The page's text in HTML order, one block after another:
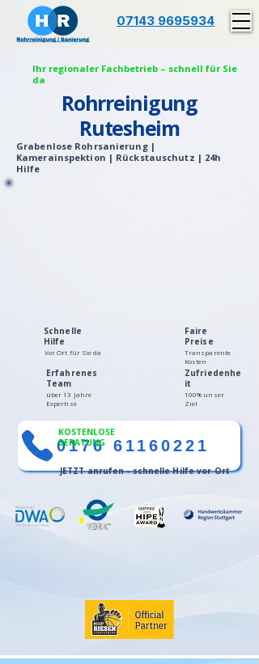
07143 9695934
Ihr regionaler Fachbetrieb – schnell für Sie
da
Rohrreinigung
Rutesheim
Grabenlose Rohrsanierung |
Kamerainspektion | Rückstauschutz | 24h
Hilfe
Schnelle
Hilfe
Vor Ort für Sie da
Erfahrenes
Team
über 13 Jahre
Expertise
Faire
Preise
Transparente
Kosten
Zufriedenhe
it
100% unser
Ziel
0176 61160221
KOSTENLOSE
BERATUNG
JETZT anrufen - schnelle Hilfe vor Ort